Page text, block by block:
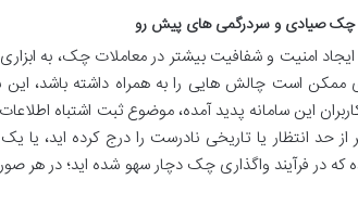
چک صیادی و سردرگمی های پیش رو
امنیت و شفافیت بیشتر در معاملات چک، به
است چالش هایی را به همراه داشته باشد، این
این سامانه پدید آمده، موضوع ثبت اشتباه
از حد انتظار یا تاریخی نادرست را درج کرده اید،
در فرآیند واگذاری چک دچار سهو شده اید؛ در هر